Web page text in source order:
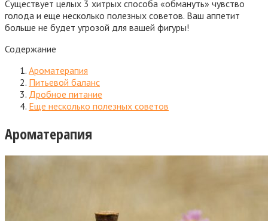
Существует целых 3 хитрых способа «обмануть» чувство
голода и еще несколько полезных советов. Ваш аппетит
больше не будет угрозой для вашей фигуры!
Содержание
Ароматерапия
Питьевой баланс
Дробное питание
Еще несколько полезных советов
Ароматерапия